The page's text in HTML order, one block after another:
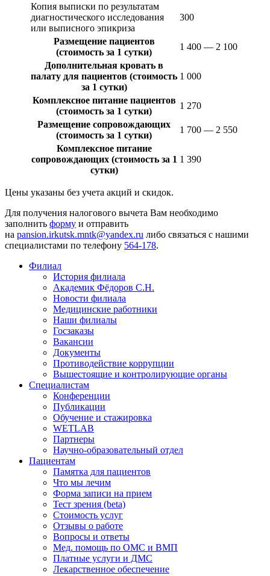
Копия выписки по результатам
диагностического исследования
или выписного эпикриза
300
Размещение пациентов
(стоимость за 1 сутки)
1 400 — 2 100
Дополнительная кровать в
палату для пациентов (стоимость
за 1 сутки)
1 000
Комплексное питание пациентов
(стоимость за 1 сутки)
1 270
Размещение сопровождающих
(стоимость за 1 сутки)
1 700 — 2 550
Комплексное питание
сопровождающих (стоимость за 1
сутки)
1 390
Цены указаны без учета акций и скидок.
Для получения налогового вычета Вам необходимо
заполнить форму и отправить
на pansion.irkutsk.mntk@yandex.ru либо связаться с нашими
специалистами по телефону 564-178.
Филиал
История филиала
Академик Фёдоров С.Н.
Новости филиала
Медицинские работники
Наши филиалы
Госзаказы
Вакансии
Документы
Противодействие коррупции
Вышестоящие и контролирующие органы
Специалистам
Конференции
Публикации
Обучение и стажировка
WETLAB
Партнеры
Научно-образовательный отдел
Пациентам
Памятка для пациентов
Что мы лечим
Форма записи на прием
Тест зрения (beta)
Стоимость услуг
Отзывы о работе
Вопросы и ответы
Мед. помощь по ОМС и ВМП
Платные услуги и ДМС
Лекарственное обеспечение